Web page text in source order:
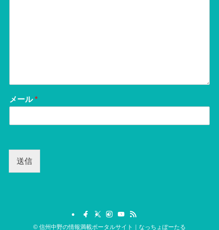
メール*
送信
© 信州中野の情報満載ポータルサイト｜なっちょぽーたる